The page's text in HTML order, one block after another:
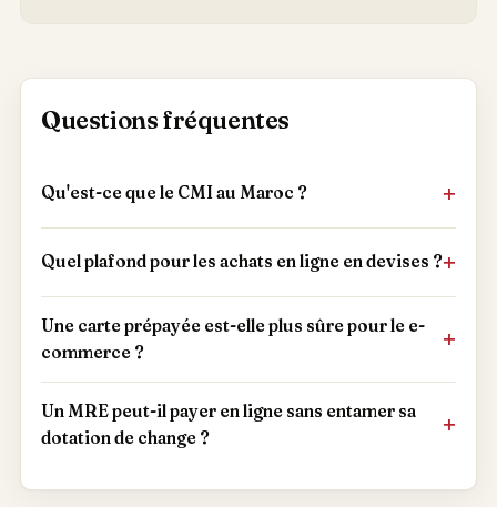
Questions fréquentes
Qu'est-ce que le CMI au Maroc ?
Quel plafond pour les achats en ligne en devises ?
Une carte prépayée est-elle plus sûre pour le e-
commerce ?
Un MRE peut-il payer en ligne sans entamer sa
dotation de change ?